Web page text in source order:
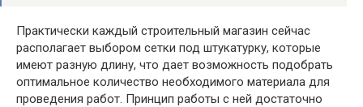
Практически каждый строительный магазин сейчас
располагает выбором сетки под штукатурку, которые
имеют разную длину, что дает возможность подобрать
оптимальное количество необходимого материала для
проведения работ. Принцип работы с ней достаточно